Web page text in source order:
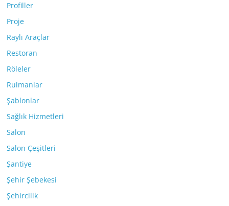
Profiller
Proje
Raylı Araçlar
Restoran
Röleler
Rulmanlar
Şablonlar
Sağlık Hizmetleri
Salon
Salon Çeşitleri
Şantiye
Şehir Şebekesi
Şehircilik